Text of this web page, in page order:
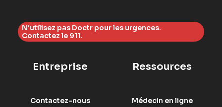
N'utilisez pas Doctr pour les urgences.
Contactez le 911.
Entreprise
Contactez-nous
Ressources
Médecin en ligne